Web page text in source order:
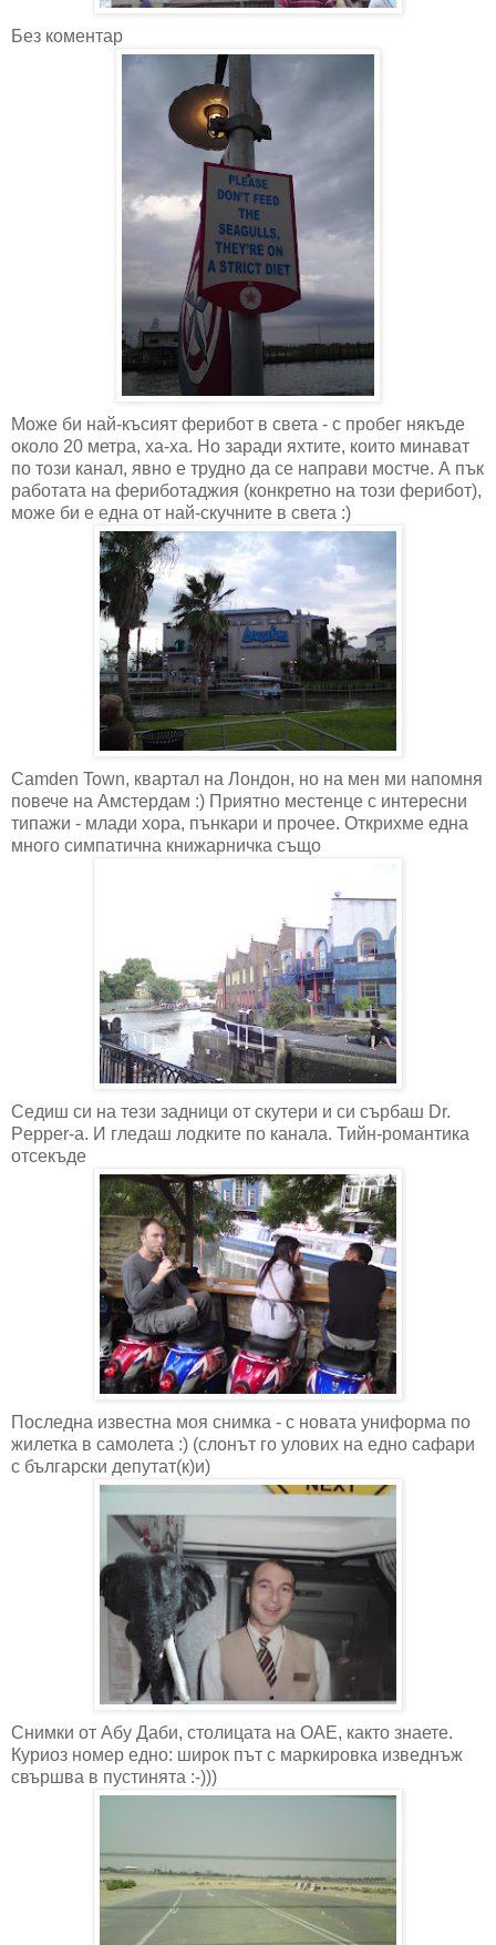
Без коментар
Може би най-късият ферибот в света - с пробег някъде
около 20 метра, ха-ха. Но заради яхтите, които минават
по този канал, явно е трудно да се направи мостче. А пък
работата на фериботаджия (конкретно на този ферибот),
може би е една от най-скучните в света :)
Camden Town, квартал на Лондон, но на мен ми напомня
повече на Амстердам :) Приятно местенце с интересни
типажи - млади хора, пънкари и прочее. Открихме една
много симпатична книжарничка също
Седиш си на тези задници от скутери и си сърбаш Dr.
Pepper-а. И гледаш лодките по канала. Тийн-романтика
отсекъде
Последна известна моя снимка - с новата униформа по
жилетка в самолета :) (слонът го улових на едно сафари
с български депутат(к)и)
Снимки от Абу Даби, столицата на ОАЕ, както знаете.
Куриоз номер едно: широк път с маркировка изведнъж
свършва в пустинята :-)))